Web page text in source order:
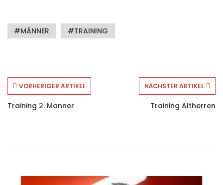
MÄNNER TRAINING
VORHERIGER ARTIKEL
Training 2. Männer
NÄCHSTER ARTIKEL
Training Altherren